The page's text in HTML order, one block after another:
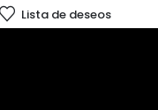
Lista de deseos